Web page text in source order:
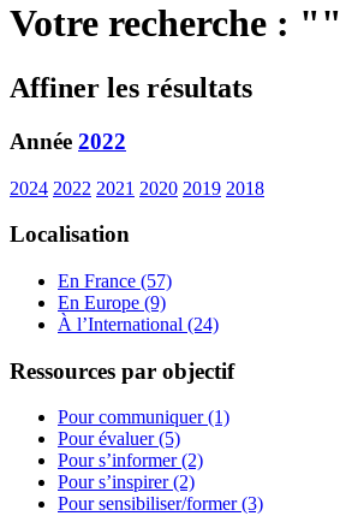
Votre recherche : ""
Affiner les résultats
Année 2022
2024 2022 2021 2020 2019 2018
Localisation
En France (57)
En Europe (9)
À l’International (24)
Ressources par objectif
Pour communiquer (1)
Pour évaluer (5)
Pour s’informer (2)
Pour s’inspirer (2)
Pour sensibiliser/former (3)